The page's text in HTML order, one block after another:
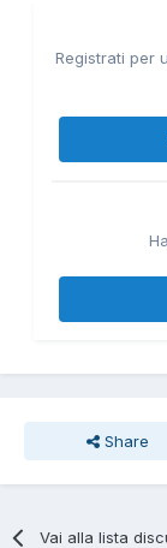
Registrati per
Share
Vai alla lista